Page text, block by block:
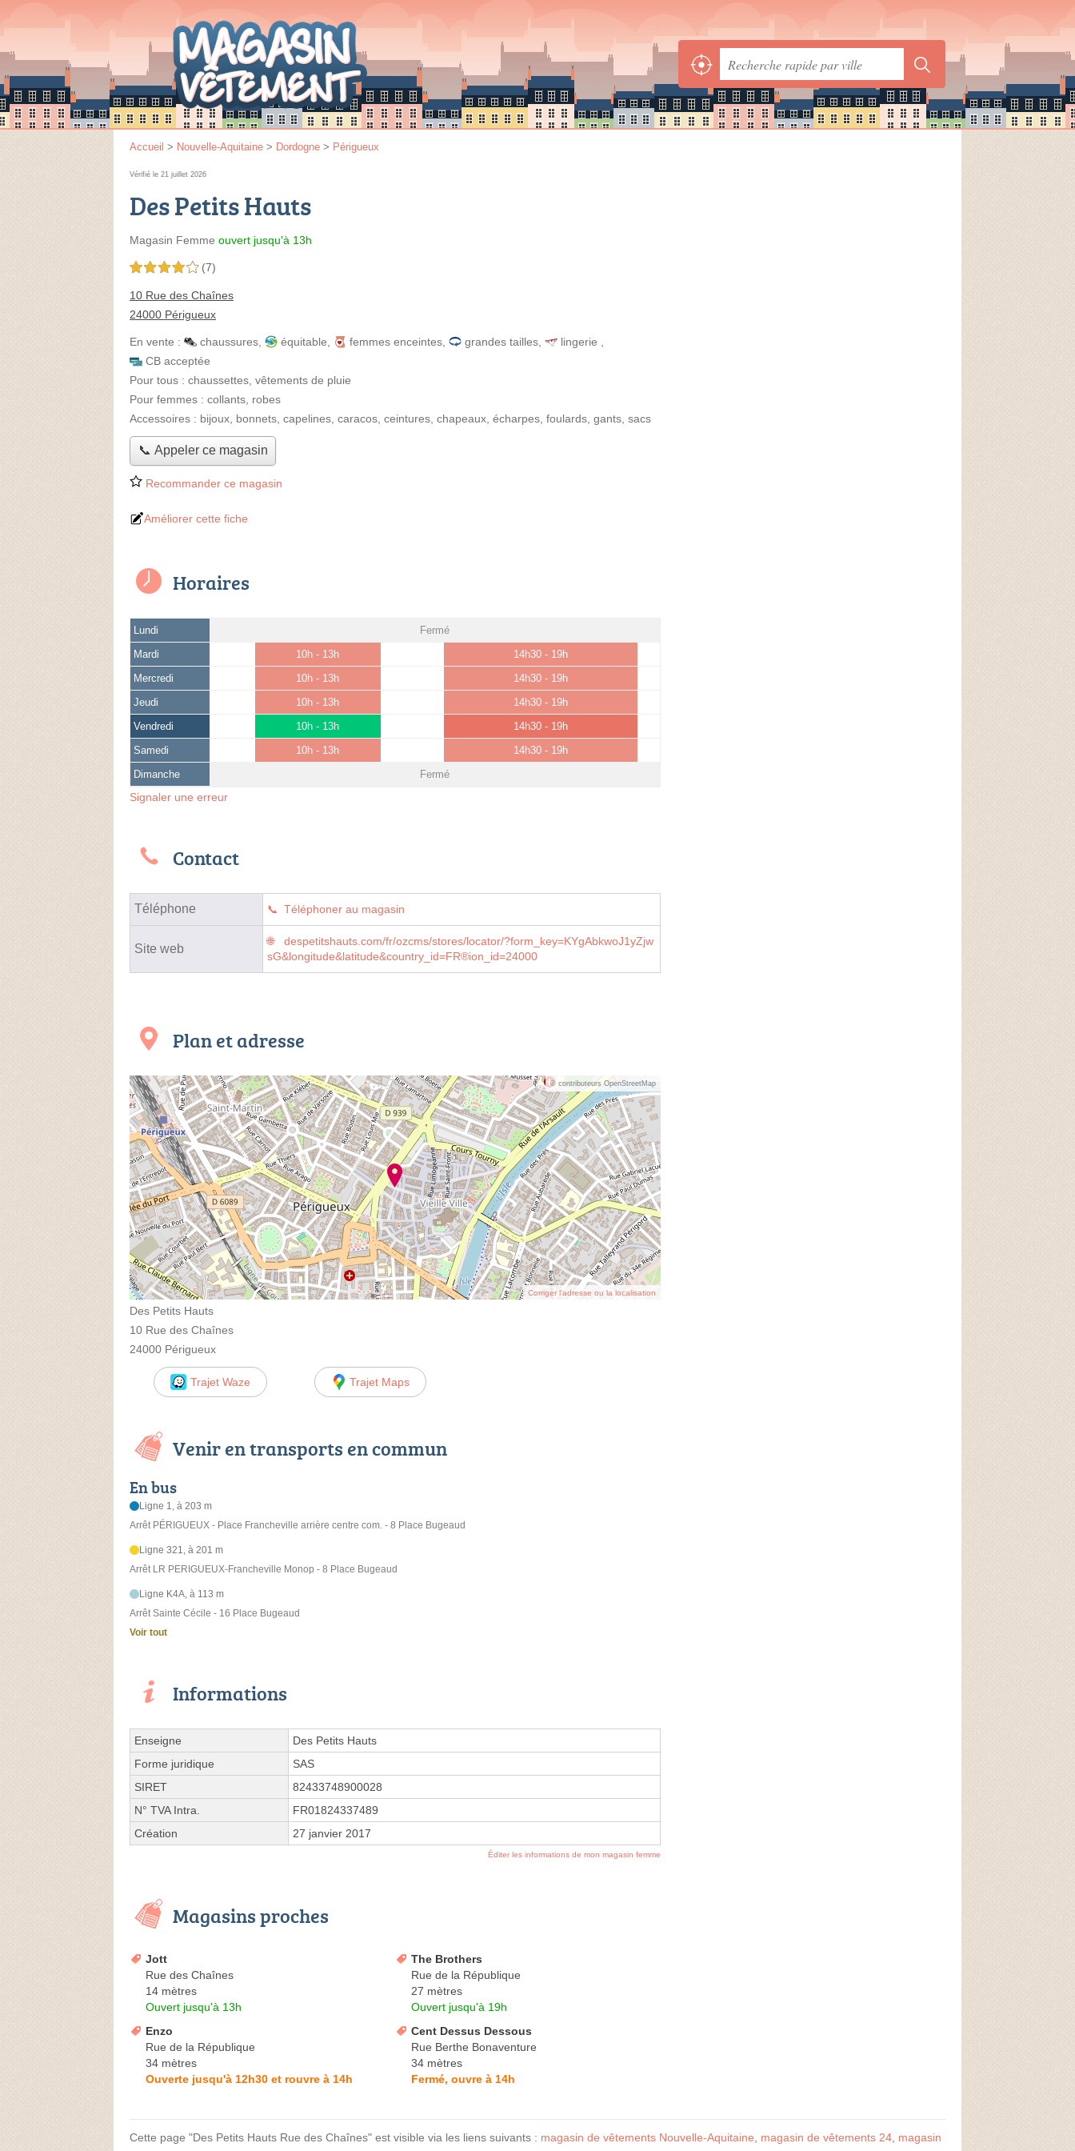
Accueil > Nouvelle-Aquitaine > Dordogne > Périgueux
Vérifié le 21 juillet 2026
Des Petits Hauts
Magasin Femme ouvert jusqu'à 13h
4,0 étoiles sur 5 (7)
10 Rue des Chaînes
24000 Périgueux
En vente : chaussures équitable femmes enceintes grandes tailles lingerie
CB acceptée
Pour tous : chaussettes, vêtements de pluie
Pour femmes : collants, robes
Accessoires : bijoux, bonnets, capelines, caracos, ceintures, chapeaux, écharpes, foulards, gants, sacs
📞 Appeler ce magasin
Recommander ce magasin
Améliorer cette fiche
Horaires
Lundi Fermé
Mardi 10h - 13h 14h30 - 19h
Mercredi 10h - 13h 14h30 - 19h
Jeudi 10h - 13h 14h30 - 19h
Vendredi 10h - 13h 14h30 - 19h
Samedi 10h - 13h 14h30 - 19h
Dimanche Fermé
Signaler une erreur
Contact
Téléphone Téléphoner au magasin
Site web
despetitshauts.com/fr/ozcms/stores/locator/?form_key=KYgAbkwoJ1yZjw
sG&longitude&latitude&country_id=FR®ion_id=24000
Plan et adresse
© contributeurs OpenStreetMap
Corriger l’adresse ou la localisation
Des Petits Hauts
10 Rue des Chaînes
24000 Périgueux
Trajet Waze Trajet Maps
Venir en transports en commun
En bus
Ligne 1, à 203 m
Arrêt PÉRIGUEUX - Place Francheville arrière centre com. - 8 Place Bugeaud
Ligne 321, à 201 m
Arrêt LR PERIGUEUX-Francheville Monop - 8 Place Bugeaud
Ligne K4A, à 113 m
Arrêt Sainte Cécile - 16 Place Bugeaud
Voir tout
Informations
Enseigne
Des Petits Hauts
Forme juridique
SAS
SIRET
82433748900028
N° TVA Intra.
FR01824337489
Création
27 janvier 2017
Éditer les informations de mon magasin femme
Magasins proches
Jott
Rue des Chaînes
14 mètres
Ouvert jusqu'à 13h
The Brothers
Rue de la République
27 mètres
Ouvert jusqu'à 19h
Enzo
Rue de la République
34 mètres
Ouverte jusqu'à 12h30 et rouvre à 14h
Cent Dessus Dessous
Rue Berthe Bonaventure
34 mètres
Fermé, ouvre à 14h
Cette page "Des Petits Hauts Rue des Chaînes" est visible via les liens suivants : magasin de vêtements Nouvelle-Aquitaine magasin de vêtements 24 magasin